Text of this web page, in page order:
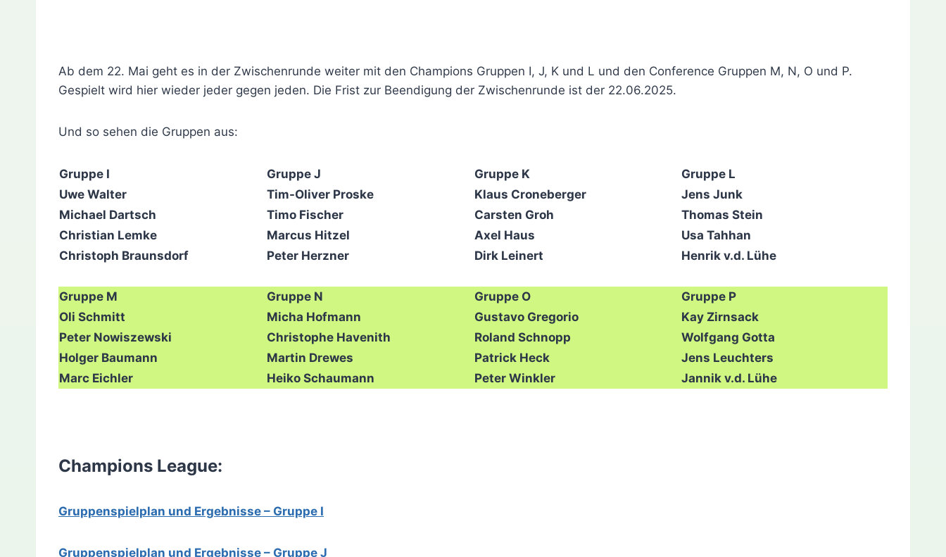
Ab dem 22. Mai geht es in der Zwischenrunde weiter mit den Champions Gruppen I, J, K und L und den Conference Gruppen M, N, O und P.
Gespielt wird hier wieder jeder gegen jeden. Die Frist zur Beendigung der Zwischenrunde ist der 22.06.2025.
Und so sehen die Gruppen aus:
Gruppe I Gruppe J Gruppe K
Gruppe L
Uwe Walter
Tim-Oliver Proske Klaus Croneberger
Jens Junk
Michael Dartsch
Timo Fischer Carsten Groh
Thomas Stein
Christian Lemke
Marcus Hitzel Axel Haus
Usa Tahhan
Christoph Braunsdorf
Peter Herzner Dirk Leinert Henrik v.d. Lühe
Gruppe M Gruppe N Gruppe O
Gruppe P
Oli Schmitt
Micha Hofmann Gustavo Gregorio
Kay Zirnsack
Peter Nowiszewski
Christophe Havenith Roland Schnopp
Wolfgang Gotta
Holger Baumann
Martin Drewes Patrick Heck
Jens Leuchters
Marc Eichler
Heiko Schaumann Peter Winkler Jannik v.d. Lühe
Champions League:
Gruppenspielplan und Ergebnisse – Gruppe I
Gruppenspielplan und Ergebnisse – Gruppe J